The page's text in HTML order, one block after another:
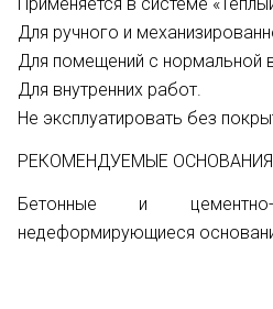
Для ручного и
Для помещений с нормальной
Для внутренних работ.
Не эксплуатировать без
РЕКОМЕНДУЕМЫЕ ОСНОВАНИЯ
Бетонные и цементно-
недеформирующиеся